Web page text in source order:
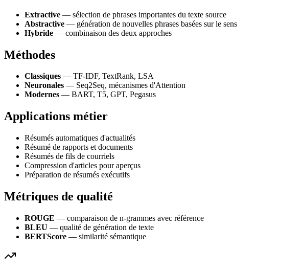
Extractive — sélection de phrases importantes du texte source
Abstractive — génération de nouvelles phrases basées sur le sens
Hybride — combinaison des deux approches
Méthodes
Classiques — TF-IDF, TextRank, LSA
Neuronales — Seq2Seq, mécanismes d'Attention
Modernes — BART, T5, GPT, Pegasus
Applications métier
Résumés automatiques d'actualités
Résumé de rapports et documents
Résumés de fils de courriels
Compression d'articles pour aperçus
Préparation de résumés exécutifs
Métriques de qualité
ROUGE — comparaison de n-grammes avec référence
BLEU — qualité de génération de texte
BERTScore — similarité sémantique